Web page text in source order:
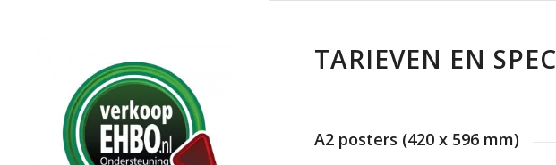
TARIEVEN EN
A2 posters (420 x 596 mm)